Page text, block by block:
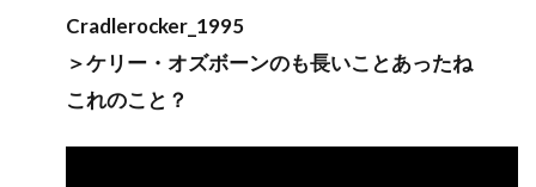
Cradlerocker_1995
＞ケリー・オズボーンのも長いことあったね
これのこと？